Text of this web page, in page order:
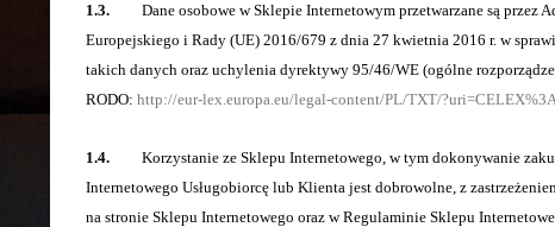
1.3.
Dane osobowe w Sklepie Internetowym przetwarzane są przez
Europejskiego i Rady (UE) 2016/679 z dnia 27 kwietnia 2016 r. w
takich danych oraz uchylenia dyrektywy 95/46/WE (ogólne
RODO: http://eur-lex.europa.eu/legal-content/PL/TXT/
1.4. Korzystanie ze Sklepu Internetowego, w tym dokonywanie
Internetowego Usługobiorcę lub Klienta jest dobrowolne, z
na stronie Sklepu Internetowego oraz w Regulaminie Sklepu